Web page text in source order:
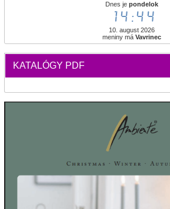
Dnes je pondelok
14:44
10. august 2026
meniny má Vavrinec
KATALÓGY PDF